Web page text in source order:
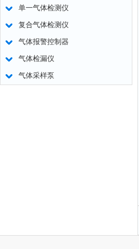
单一气体检测仪
复合气体检测仪
气体报警控制器
气体检漏仪
气体采样泵